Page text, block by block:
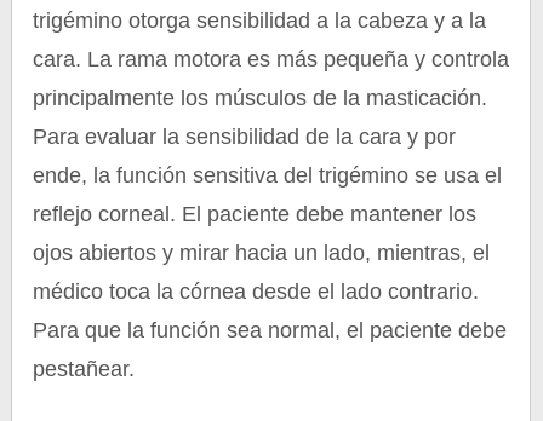
trigémino otorga sensibilidad a la cabeza y a la
cara. La rama motora es más pequeña y controla
principalmente los músculos de la masticación.
Para evaluar la sensibilidad de la cara y por
ende, la función sensitiva del trigémino se usa el
reflejo corneal. El paciente debe mantener los
ojos abiertos y mirar hacia un lado, mientras, el
médico toca la córnea desde el lado contrario.
Para que la función sea normal, el paciente debe
pestañear.